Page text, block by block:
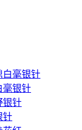
毫银针
针